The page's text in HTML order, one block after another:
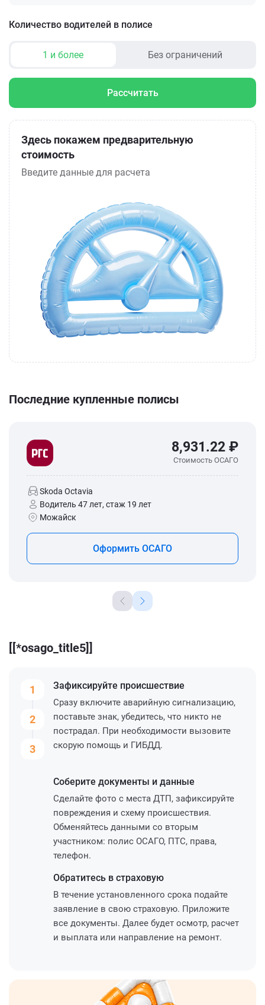
Количество водителей в полисе
1 и более Без ограничений
Рассчитать
Здесь покажем предварительную
стоимость
Введите данные для расчета
Последние купленные полисы
8,931.22 ₽
Стоимость ОСАГО
Skoda Octavia
Водитель 47 лет, стаж 19 лет
Можайск
Оформить ОСАГО
[[*osago_title5]]
1
2
3
Зафиксируйте происшествие
Сразу включите аварийную сигнализацию,
поставьте знак, убедитесь, что никто не
пострадал. При необходимости вызовите
скорую помощь и ГИБДД.
Соберите документы и данные
Сделайте фото с места ДТП, зафиксируйте
повреждения и схему происшествия.
Обменяйтесь данными со вторым
участником: полис ОСАГО, ПТС, права,
телефон.
Обратитесь в страховую
В течение установленного срока подайте
заявление в свою страховую. Приложите
все документы. Далее будет осмотр, расчет
и выплата или направление на ремонт.